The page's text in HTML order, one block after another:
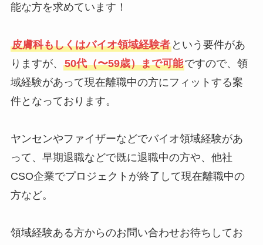
能な方を求めています！
皮膚科もしくはバイオ領域経験者という要件があ
りますが、 50代（〜59歳）まで可能ですので、領
域経験があって現在離職中の方にフィットする案
件となっております。
ヤンセンやファイザーなどでバイオ領域経験があ
って、早期退職などで既に退職中の方や、他社
CSO企業でプロジェクトが終了して現在離職中の
方など。
領域経験ある方からのお問い合わせお待ちしてお